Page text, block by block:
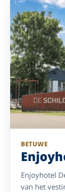
BETUWE
Enjoyhotel
van het